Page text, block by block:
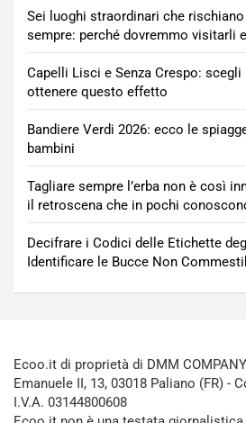
Sei luoghi straordinari che
sempre: perché dovremmo visitarli
Capelli Lisci e Senza Crespo:
ottenere questo effetto
Bandiere Verdi 2026: ecco le
bambini
Tagliare sempre l’erba non è così
il retroscena che in pochi
Decifrare i Codici delle Etichette
Identificare le Bucce Non
Ecoo.it di proprietà di DMM
Emanuele II, 13, 03018 Paliano (FR) -
I.V.A. 03144800608